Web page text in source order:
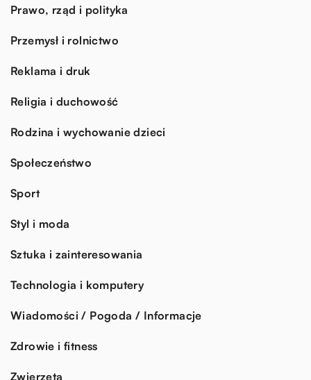
Prawo, rząd i polityka
Przemysł i rolnictwo
Reklama i druk
Religia i duchowość
Rodzina i wychowanie dzieci
Społeczeństwo
Sport
Styl i moda
Sztuka i zainteresowania
Technologia i komputery
Wiadomości / Pogoda / Informacje
Zdrowie i fitness
Zwierzęta